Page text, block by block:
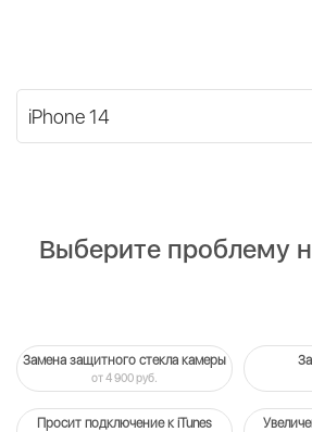
Выберите проблему
Замена защитного стекла камеры
от 4 900 руб.
Просит подключение к iTunes